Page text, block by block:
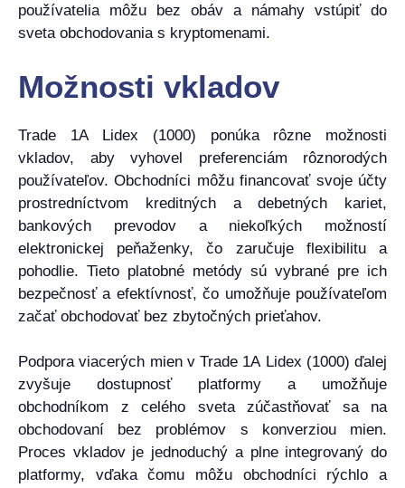
používatelia môžu bez obáv a námahy vstúpiť do
sveta obchodovania s kryptomenami.
Možnosti vkladov
Trade 1A Lidex (1000) ponúka rôzne možnosti
vkladov, aby vyhovel preferenciám rôznorodých
používateľov. Obchodníci môžu financovať svoje účty
prostredníctvom kreditných a debetných kariet,
bankových prevodov a niekoľkých možností
elektronickej peňaženky, čo zaručuje flexibilitu a
pohodlie. Tieto platobné metódy sú vybrané pre ich
bezpečnosť a efektívnosť, čo umožňuje používateľom
začať obchodovať bez zbytočných prieťahov.
Podpora viacerých mien v Trade 1A Lidex (1000) ďalej
zvyšuje dostupnosť platformy a umožňuje
obchodníkom z celého sveta zúčastňovať sa na
obchodovaní bez problémov s konverziou mien.
Proces vkladov je jednoduchý a plne integrovaný do
platformy, vďaka čomu môžu obchodníci rýchlo a